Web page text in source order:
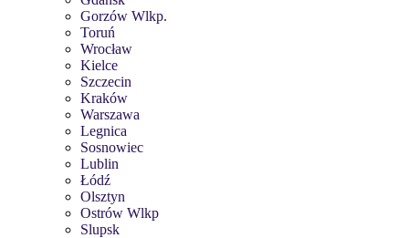
Gorzów Wlkp.
Toruń
Wrocław
Kielce
Szczecin
Kraków
Warszawa
Legnica
Sosnowiec
Lublin
Łódź
Olsztyn
Ostrów Wlkp
Slupsk